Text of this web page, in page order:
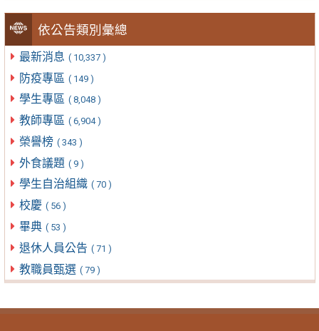
依公告類別彙總
最新消息 ( 10,337 )
防疫專區 ( 149 )
學生專區 ( 8,048 )
教師專區 ( 6,904 )
榮譽榜 ( 343 )
外食議題 ( 9 )
學生自治組織 ( 70 )
校慶 ( 56 )
畢典 ( 53 )
退休人員公告 ( 71 )
教職員甄選 ( 79 )